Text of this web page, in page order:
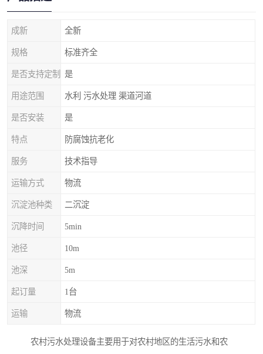
成新 全新
规格 标准齐全
是否支持定制 是
用途范围 水利 污水处理 渠道河道
是否安装 是
特点 防腐蚀抗老化
服务 技术指导
运输方式 物流
沉淀池种类 二沉淀
沉降时间 5min
池径 10m
池深 5m
起订量 1台
运输 物流
农村污水处理设备主要用于对农村地区的生活污水和农